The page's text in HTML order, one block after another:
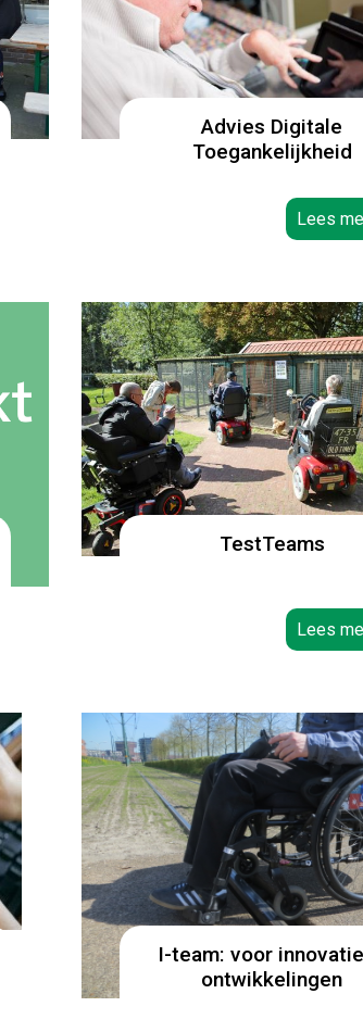
Advies Digitale
Toegankelijkheid
Lees
TestTeams
Lees
I-team: voor
ontwikkelingen